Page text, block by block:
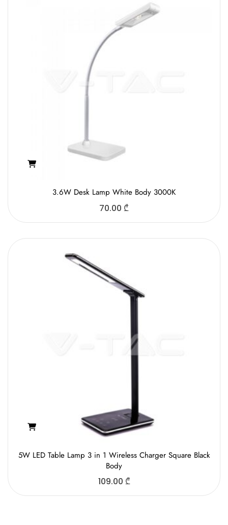
3.6W Desk Lamp White Body 3000K
70.00 ₾
5W LED Table Lamp 3 in 1 Wireless Charger Square Black
Body
109.00 ₾